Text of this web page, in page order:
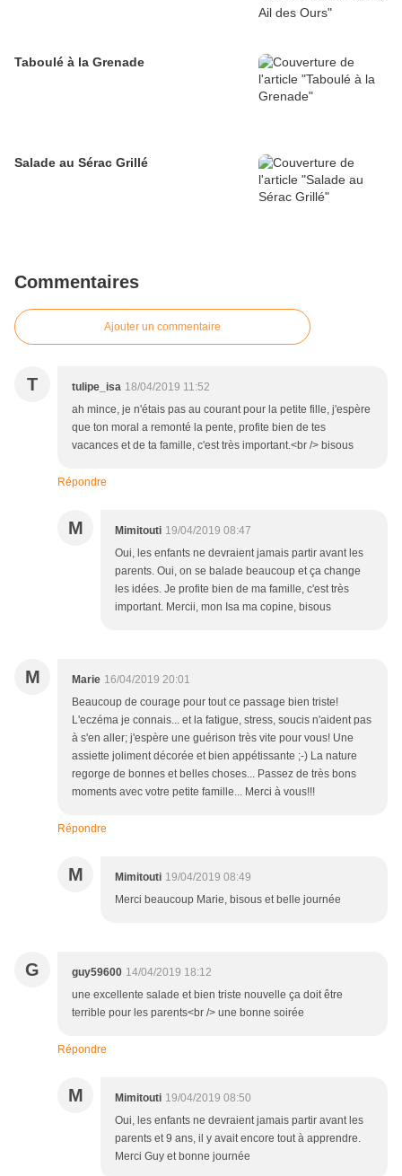
Taboulé à la Grenade
Salade au Sérac Grillé
Commentaires
Ajouter un commentaire
T tulipe_isa 18/04/2019 11:52
ah mince, je n'étais pas au courant pour la petite fille, j'espère
que ton moral a remonté la pente, profite bien de tes
vacances et de ta famille, c'est très important.<br /> bisous
Répondre
M Mimitouti 19/04/2019 08:47
Oui, les enfants ne devraient jamais partir avant les
parents. Oui, on se balade beaucoup et ça change
les idées. Je profite bien de ma famille, c'est très
important. Mercii, mon Isa ma copine, bisous
M Marie 16/04/2019 20:01
Beaucoup de courage pour tout ce passage bien triste!
L'eczéma je connais... et la fatigue, stress, soucis n'aident pas
à s'en aller; j'espère une guérison très vite pour vous! Une
assiette joliment décorée et bien appétissante ;-) La nature
regorge de bonnes et belles choses... Passez de très bons
moments avec votre petite famille... Merci à vous!!!
Répondre
M Mimitouti 19/04/2019 08:49
Merci beaucoup Marie, bisous et belle journée
G guy59600 14/04/2019 18:12
une excellente salade et bien triste nouvelle ça doit être
terrible pour les parents<br /> une bonne soirée
Répondre
M Mimitouti 19/04/2019 08:50
Oui, les enfants ne devraient jamais partir avant les
parents et 9 ans, il y avait encore tout à apprendre.
Merci Guy et bonne journée